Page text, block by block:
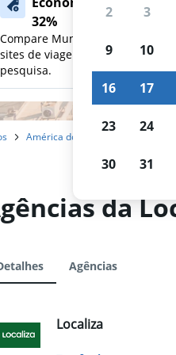
32%
Compare Mundi com outros
sites de viagens em uma única
pesquisa.
América do Sul
da
Agências
Localiza
2 3
9 10
16 17
23 24
30 31